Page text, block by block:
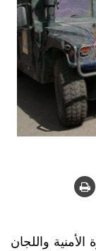
واللجان